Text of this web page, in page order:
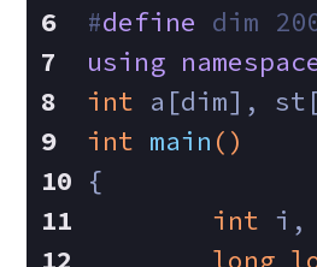
#define dim
using
int a[dim],
int main ()
{
int i,
long